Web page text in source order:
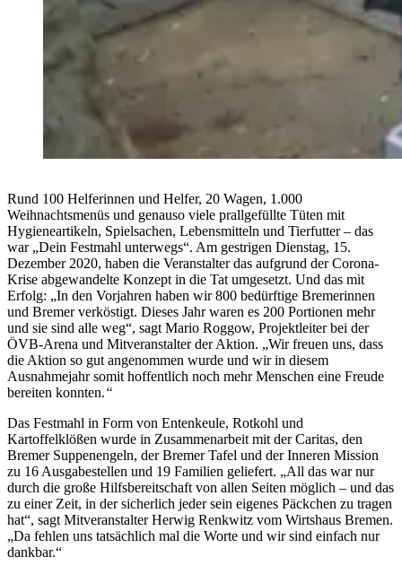
Rund 100 Helferinnen und Helfer, 20 Wagen, 1.000
Weihnachtsmenüs und genauso viele prallgefüllte Tüten mit
Hygieneartikeln, Spielsachen, Lebensmitteln und Tierfutter – das
war „Dein Festmahl unterwegs“. Am gestrigen Dienstag, 15.
Dezember 2020, haben die Veranstalter das aufgrund der Corona-
Krise abgewandelte Konzept in die Tat umgesetzt. Und das mit
Erfolg: „In den Vorjahren haben wir 800 bedürftige Bremerinnen
und Bremer verköstigt. Dieses Jahr waren es 200 Portionen mehr
und sie sind alle weg“, sagt Mario Roggow, Projektleiter bei der
ÖVB-Arena und Mitveranstalter der Aktion. „Wir freuen uns, dass
die Aktion so gut angenommen wurde und wir in diesem
Ausnahmejahr somit hoffentlich noch mehr Menschen eine Freude
bereiten konnten.“
Das Festmahl in Form von Entenkeule, Rotkohl und
Kartoffelklößen wurde in Zusammenarbeit mit der Caritas, den
Bremer Suppenengeln, der Bremer Tafel und der Inneren Mission
zu 16 Ausgabestellen und 19 Familien geliefert. „All das war nur
durch die große Hilfsbereitschaft von allen Seiten möglich – und das
zu einer Zeit, in der sicherlich jeder sein eigenes Päckchen zu tragen
hat“, sagt Mitveranstalter Herwig Renkwitz vom Wirtshaus Bremen.
„Da fehlen uns tatsächlich mal die Worte und wir sind einfach nur
dankbar.“